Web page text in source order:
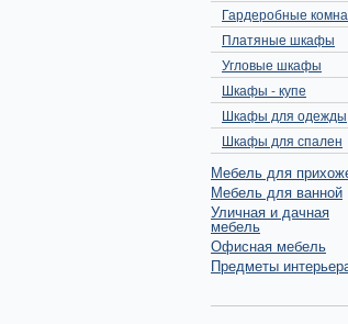
Гардеробные
Платяные шкафы
Угловые шкафы
Шкафы - купе
Шкафы для одежды
Шкафы для спален
Мебель для
Мебель для ванной
Уличная и дачная
мебель
Офисная мебель
Предметы